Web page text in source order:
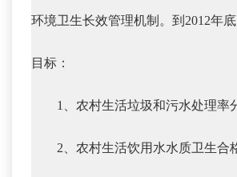
环境卫生长效管理机制。到2012年
目标：
1、农村生活垃圾和污水处理率
2、农村生活饮用水水质卫生合